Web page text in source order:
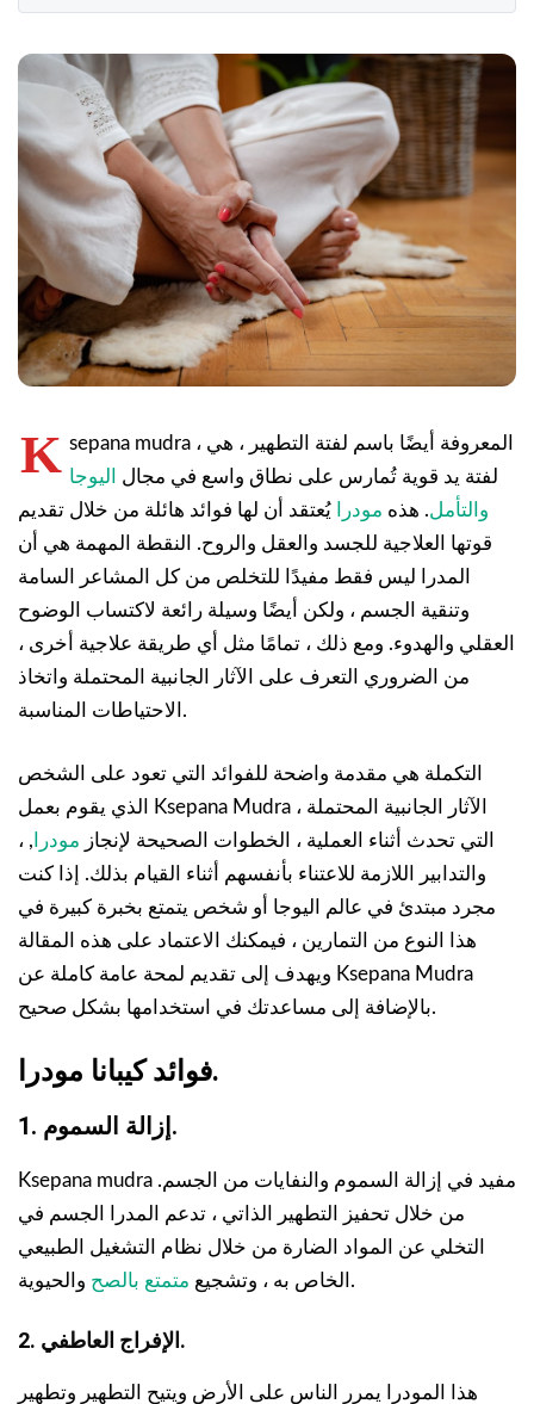
K sepana mudra ، المعروفة أيضًا باسم لفتة التطهير ، هي
لفتة يد قوية تُمارس على نطاق واسع في مجال
اليوجا
والتأمل. هذه مودرا يُعتقد أن لها فوائد هائلة من خلال تقديم
قوتها العلاجية للجسد والعقل والروح. النقطة المهمة هي أن
المدرا ليس فقط مفيدًا للتخلص من كل المشاعر السامة
وتنقية الجسم ، ولكن أيضًا وسيلة رائعة لاكتساب الوضوح
العقلي والهدوء. ومع ذلك ، تمامًا مثل أي طريقة علاجية أخرى ،
من الضروري التعرف على الآثار الجانبية المحتملة واتخاذ
الاحتياطات المناسبة.
التكملة هي مقدمة واضحة للفوائد التي تعود على الشخص
الذي يقوم بعمل Ksepana Mudra ، الآثار الجانبية المحتملة
التي تحدث أثناء العملية ، الخطوات الصحيحة لإنجاز مودرا , ،
والتدابير اللازمة للاعتناء بأنفسهم أثناء القيام بذلك. إذا كنت
مجرد مبتدئ في عالم اليوجا أو شخص يتمتع بخبرة كبيرة في
هذا النوع من التمارين ، فيمكنك الاعتماد على هذه المقالة
ويهدف إلى تقديم لمحة عامة كاملة عن Ksepana Mudra
بالإضافة إلى مساعدتك في استخدامها بشكل صحيح.
فوائد كيبانا مودرا.
1. إزالة السموم.
Ksepana mudra مفيد في إزالة السموم والنفايات من الجسم.
من خلال تحفيز التطهير الذاتي ، تدعم المدرا الجسم في
التخلي عن المواد الضارة من خلال نظام التشغيل الطبيعي
الخاص به ، وتشجيع متمتع بالصح والحيوية.
2. الإفراج العاطفي.
هذا المودرا يمرر الناس على الأرض ويتيح التطهير وتطهير